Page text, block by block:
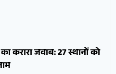
करारा जवाब: 27 स्थानों को